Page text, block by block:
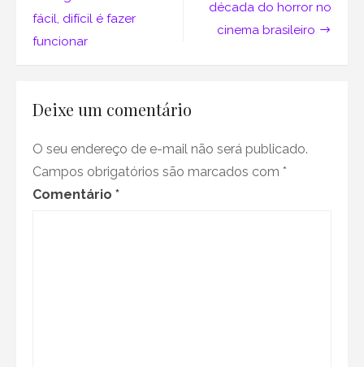
terror,
Post
década do horror no
cinema brasileiro
fácil, difícil é fazer
funcionar
Deixe um comentário
O seu endereço de e-mail não será publicado.
Campos obrigatórios são marcados com *
Comentário *